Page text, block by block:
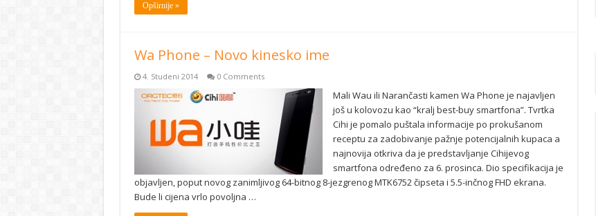
Opširnije »
Wa Phone – Novo kinesko ime
4. Studeni 2014 0 Comments
Mali Wau ili Narančasti kamen Wa Phone je najavljen
još u kolovozu kao “kralj best-buy smartfona”. Tvrtka
Cihi je pomalo puštala informacije po prokušanom
receptu za zadobivanje pažnje potencijalnih kupaca a
najnovija otkriva da je predstavljanje Cihijevog
smartfona određeno za 6. prosinca. Dio specifikacija je
objavljen, poput novog zanimljivog 64-bitnog 8-jezgrenog MTK6752 čipseta i 5.5-inčnog FHD ekrana.
Bude li cijena vrlo povoljna …